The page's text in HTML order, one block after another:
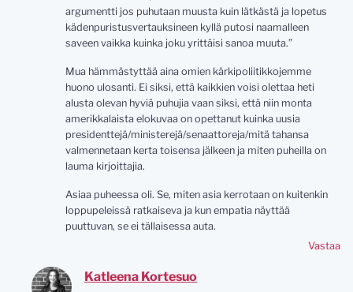
argumentti jos puhutaan muusta kuin lätkästä ja lopetus
kädenpuristusvertauksineen kyllä putosi naamalleen
saveen vaikka kuinka joku yrittäisi sanoa muuta.”
Mua hämmästyttää aina omien kärkipoliitikkojemme
huono ulosanti. Ei siksi, että kaikkien voisi olettaa heti
alusta olevan hyviä puhujia vaan siksi, että niin monta
amerikkalaista elokuvaa on opettanut kuinka uusia
presidenttejä/ministerejä/senaattoreja/mitä tahansa
valmennetaan kerta toisensa jälkeen ja miten puheilla on
lauma kirjoittajia.
Asiaa puheessa oli. Se, miten asia kerrotaan on kuitenkin
loppupeleissä ratkaiseva ja kun empatia näyttää
puuttuvan, se ei tällaisessa auta.
Vastaa
Katleena Kortesuo